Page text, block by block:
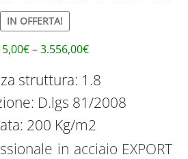
IN OFFERTA!
€–3.556,00€
struttura: 1.8
D.lgs 81/2008
200 Kg/m2
in acciaio EXPORT